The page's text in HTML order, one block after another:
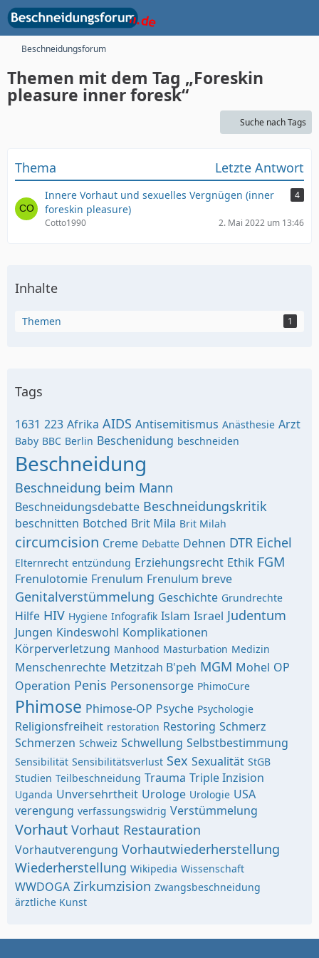
Beschneidungsforum
Themen mit dem Tag „Foreskin
pleasure inner foresk“
Suche nach Tags
Thema Letzte Antwort
Innere Vorhaut und sexuelles Vergnügen (inner
foreskin pleasure)
4
Cotto1990 2. Mai 2022 um 13:46
Inhalte
Themen 1
Tags
1631 223 Afrika AIDS Antisemitismus Anästhesie Arzt
Baby BBC Berlin Beschenidung beschneiden
Beschneidung
Beschneidung beim Mann
Beschneidungsdebatte Beschneidungskritik
beschnitten Botched Brit Mila Brit Milah
circumcision Creme Debatte Dehnen DTR Eichel
Elternrecht entzündung Erziehungsrecht Ethik FGM
Frenulotomie Frenulum Frenulum breve
Genitalverstümmelung Geschichte Grundrechte
Hilfe HIV Hygiene Infografik Islam Israel Judentum
Jungen Kindeswohl Komplikationen
Körperverletzung Manhood Masturbation Medizin
Menschenrechte Metzitzah B'peh MGM Mohel OP
Operation Penis Personensorge PhimoCure
Phimose Phimose-OP Psyche Psychologie
Religionsfreiheit restoration Restoring Schmerz
Schmerzen Schweiz Schwellung Selbstbestimmung
Sensibilität Sensibilitätsverlust Sex Sexualität StGB
Studien Teilbeschneidung Trauma Triple Inzision
Uganda Unversehrtheit Urologe Urologie USA
verengung verfassungswidrig Verstümmelung
Vorhaut Vorhaut Restauration
Vorhautverengung Vorhautwiederherstellung
Wiederherstellung Wikipedia Wissenschaft
WWDOGA Zirkumzision Zwangsbeschneidung
ärztliche Kunst